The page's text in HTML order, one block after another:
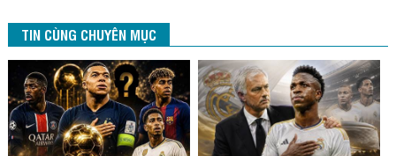
TIN CÙNG CHUYÊN MỤC